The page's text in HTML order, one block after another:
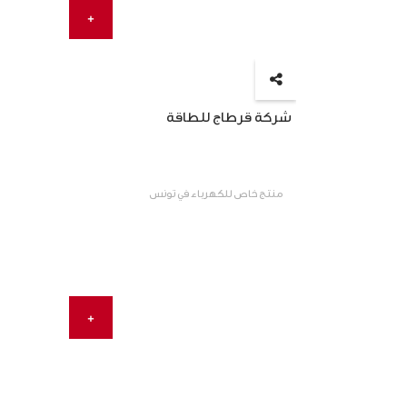
+
شركة قرطاج للطاقة
منتج خاص للكهرباء في تونس
+